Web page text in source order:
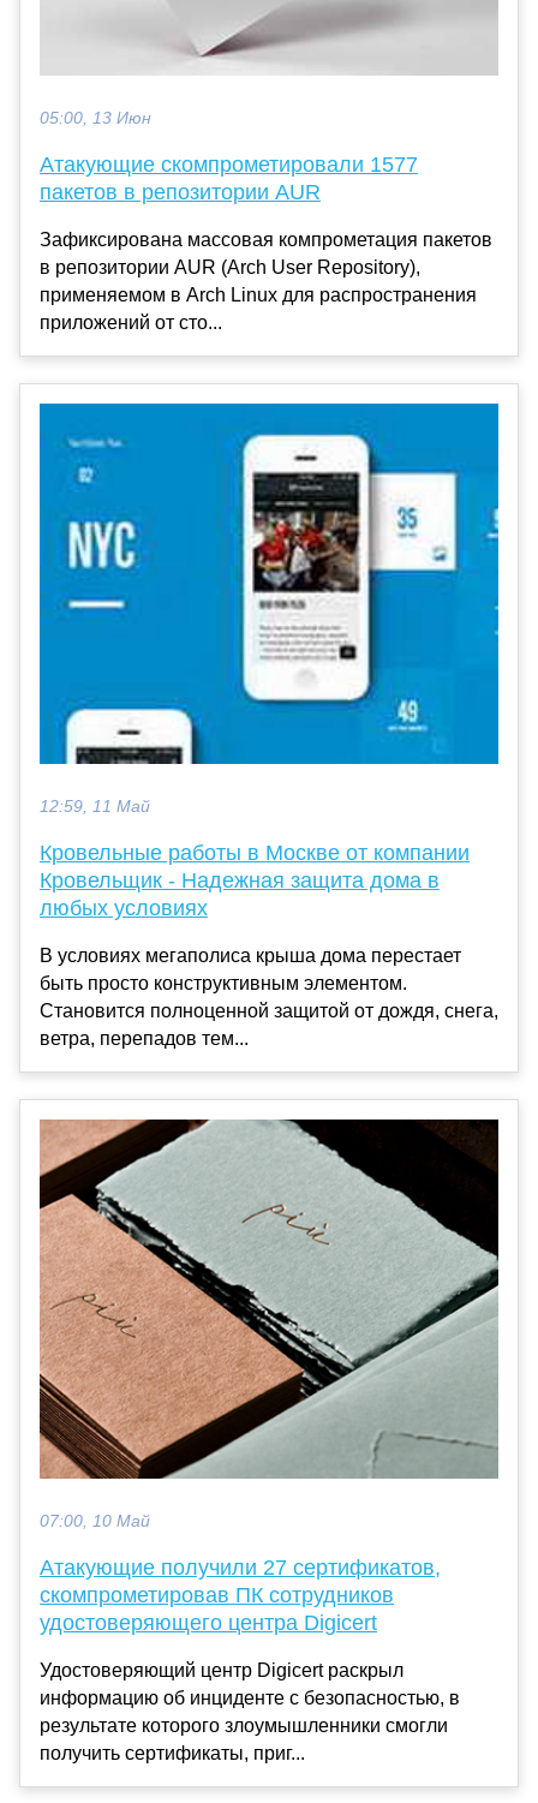
05:00, 13 Июн
Атакующие скомпрометировали 1577
пакетов в репозитории AUR
Зафиксирована массовая компрометация пакетов
в репозитории AUR (Arch User Repository),
применяемом в Arch Linux для распространения
приложений от сто...
12:59, 11 Май
Кровельные работы в Москве от компании
Кровельщик - Надежная защита дома в
любых условиях
В условиях мегаполиса крыша дома перестает
быть просто конструктивным элементом.
Становится полноценной защитой от дождя, снега,
ветра, перепадов тем...
07:00, 10 Май
Атакующие получили 27 сертификатов,
скомпрометировав ПК сотрудников
удостоверяющего центра Digicert
Удостоверяющий центр Digicert раскрыл
информацию об инциденте с безопасностью, в
результате которого злоумышленники смогли
получить сертификаты, приг...